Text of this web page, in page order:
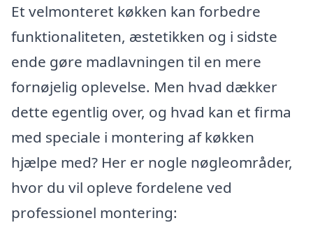
Et velmonteret køkken kan forbedre
funktionaliteten, æstetikken og i sidste
ende gøre madlavningen til en mere
fornøjelig oplevelse. Men hvad dækker
dette egentlig over, og hvad kan et firma
med speciale i montering af køkken
hjælpe med? Her er nogle nøgleområder,
hvor du vil opleve fordelene ved
professionel montering: